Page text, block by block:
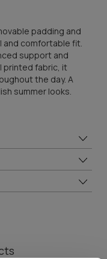
padding and
and comfortable fit.
support and
printed fabric, it
the day. A
summer looks.